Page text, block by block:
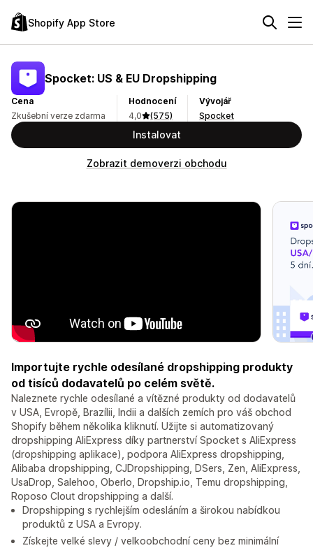
Shopify App Store
Spocket: US & EU Dropshipping
Cena
Zkušební verze zdarma
Hodnocení
4,0
(575)
Vývojář
Spocket
Instalovat
Zobrazit demoverzi obchodu
Importujte rychle odesílané dropshipping produkty
od tisíců dodavatelů po celém světě.
Naleznete rychle odesílané a vítězné produkty od dodavatelů
v USA, Evropě, Brazílii, Indii a dalších zemích pro váš obchod
Shopify během několika kliknutí. Užijte si automatizovaný
dropshipping AliExpress díky partnerství Spocket s AliExpress
(dropshipping aplikace), podpora AliExpress dropshipping,
Alibaba dropshipping, CJDropshipping, DSers, Zen, AliExpress,
UsaDrop, Salehoo, Oberlo, Dropship.io, Temu dropshipping,
Roposo Clout dropshipping a další.
Dropshipping s rychlejším odesláním a širokou nabídkou
produktů z USA a Evropy.
Získejte velké slevy / velkoobchodní ceny bez minimální